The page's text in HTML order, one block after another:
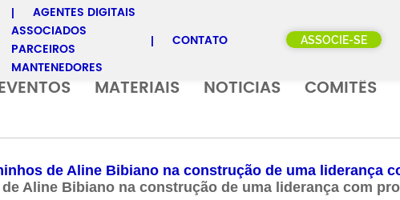
AGENTES DIGITAIS
ASSOCIADOS
PARCEIROS
MANTENEDORES
CONTATO ASSOCIE-SE
MATERIAIS NOTICIAS COMITÊS
de Aline Bibiano na construção de uma liderança
Aline Bibiano na construção de uma liderança com